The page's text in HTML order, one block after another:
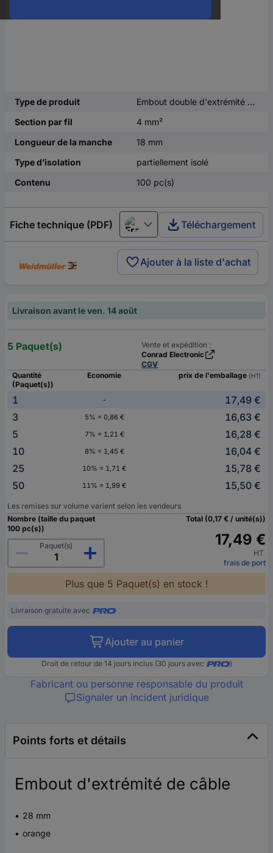
Type de produit
Embout double d'extrémité de câble
Section par fil
4 mm²
Longueur de la manche
18 mm
Type d’isolation
partiellement isolé
Contenu
100 pc(s)
Fiche technique (PDF) Français Téléchargement
Ajouter à la liste d'achat
Livraison avant le ven. 14 août
5 Paquet(s)
Vente et expédition :
Conrad Electronic
CGV
Quantité
(Paquet(s))
Economie prix de l'emballage (HT)
1 -
17,49 €
3
5% = 0,86 €
16,63 €
5
7% = 1,21 €
16,28 €
10
8% = 1,45 €
16,04 €
25
10% = 1,71 €
15,78 €
50
11% = 1,99 € 15,50 €
Les remises sur volume varient selon les vendeurs
Nombre (taille du paquet
100 pc(s))
Paquet(s)
Total (0,17 € / unité(s))
17,49 €
HT
frais de port
Plus que 5 Paquet(s) en stock !
Livraison gratuite avec
Ajouter au panier
Droit de retour de 14 jours inclus (30 jours avec )
Fabricant ou personne responsable du produit
Signaler un incident juridique
Points forts et détails
Embout d'extrémité de câble
28 mm
orange